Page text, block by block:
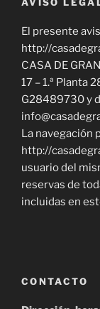
El presente
http://
CASA DE
17 – 1.ª Planta
G28489730 y
La navegación
http://
usuario del
reservas de
incluidas en
CONTACTO